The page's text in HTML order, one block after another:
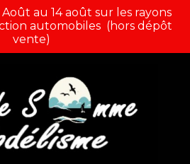
au 14 août sur les rayons
automobiles (hors dépôt
vente)